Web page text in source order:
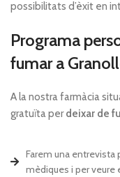
possibilitats d’èxit en
Programa
fumar a
A la nostra farmàcia
gratuïta perdeixar de
Farem una
mèdiques i per veure